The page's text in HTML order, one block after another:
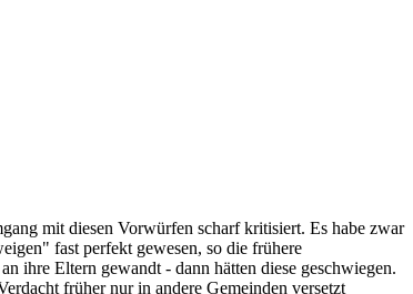
mit diesen Vorwürfen scharf kritisiert. Es habe zwar
fast perfekt gewesen, so die frühere
ihre Eltern gewandt - dann hätten diese geschwiegen.
früher nur in andere Gemeinden versetzt